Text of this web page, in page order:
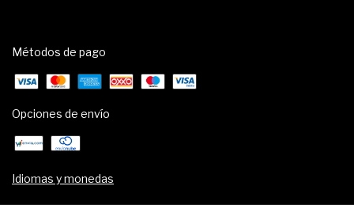
Métodos de pago
Opciones de envío
Idiomas y monedas